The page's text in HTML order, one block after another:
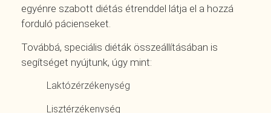
egyénre szabott diétás étrenddel látja el a hozzá
forduló pácienseket.
Továbbá, speciális diéták összeállításában is
segítséget nyújtunk, úgy mint:
Laktózérzékenység
Lisztérzékenység